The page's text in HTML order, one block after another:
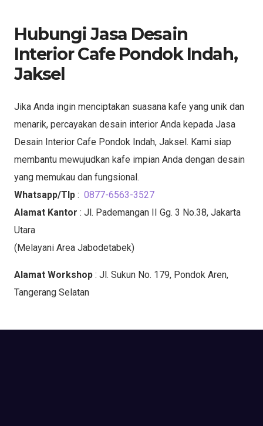
Hubungi Jasa Desain
Interior Cafe Pondok Indah,
Jaksel
Jika Anda ingin menciptakan suasana kafe yang unik dan
menarik, percayakan desain interior Anda kepada Jasa
Desain Interior Cafe Pondok Indah, Jaksel. Kami siap
membantu mewujudkan kafe impian Anda dengan desain
yang memukau dan fungsional.
Whatsapp/Tlp : 0877-6563-3527
Alamat Kantor : Jl. Pademangan II Gg. 3 No.38, Jakarta
Utara
(Melayani Area Jabodetabek)
Alamat Workshop : Jl. Sukun No. 179, Pondok Aren,
Tangerang Selatan